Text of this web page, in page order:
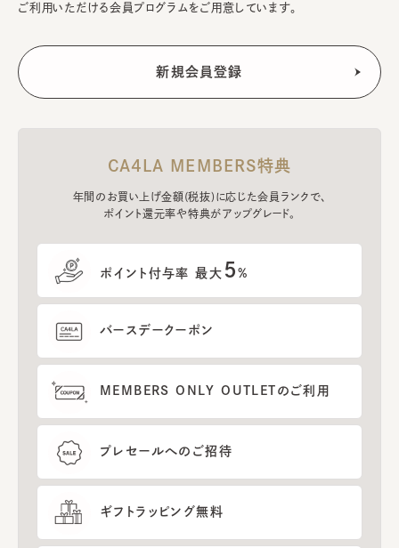
ご利用いただける会員プログラムをご用意しています。
CA4LA MEMBERS特典
年間のお買い上げ金額(税抜)に応じた会員ランクで、
ポイント還元率や特典がアップグレード。
ポイント付与率 最大 5%
バースデークーポン
MEMBERS ONLY OUTLETのご利用
プレセールへのご招待
ギフトラッピング無料